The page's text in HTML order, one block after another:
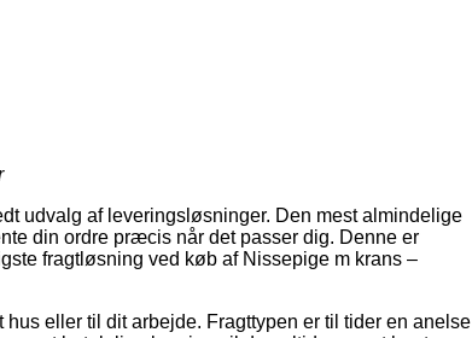
udvalg af leveringsløsninger. Den mest almindelige
din ordre præcis når det passer dig. Denne er
fragtløsning ved køb af Nissepige m krans –
eller til dit arbejde. Fragttypen er til tider en anelse